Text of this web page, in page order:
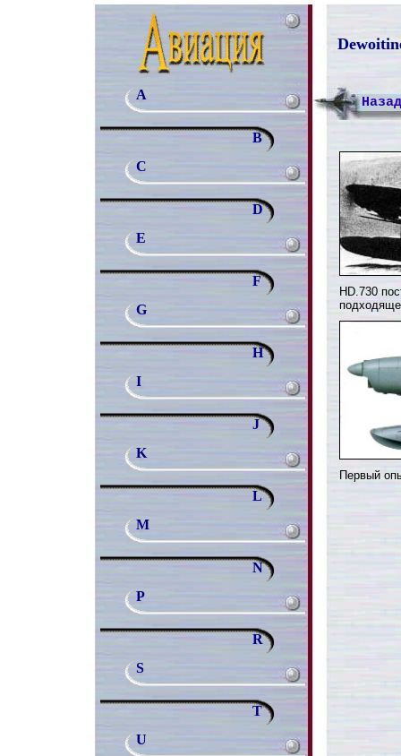
A
B
C
D
E
F
G
H
I
J
K
L
M
N
P
R
S
T
U
Назад
HD.730
Первый